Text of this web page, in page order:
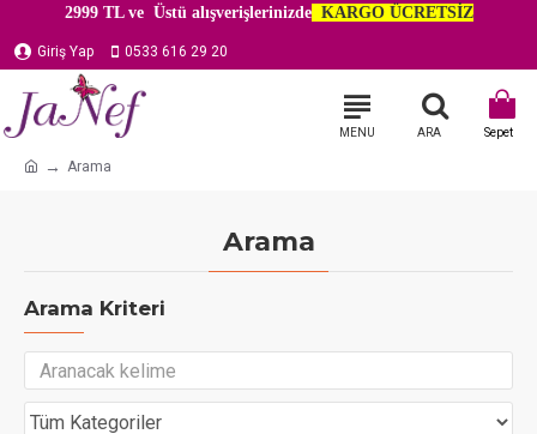
2999 TL ve Üstü alışverişlerinizdeKARGO ÜCRETSİZ
Giriş Yap 0533 616 29 20
Arama
Arama
Arama Kriteri